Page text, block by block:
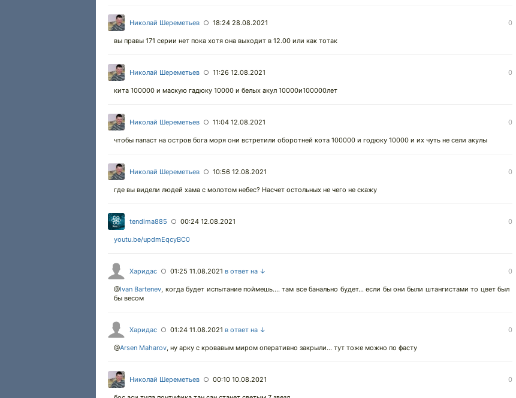
Николай Шереметьев ○ 18:24 28.08.2021 0
вы правы 171 серии нет пока хотя она выходит в 12.00 или как тотак
Николай Шереметьев ○ 11:26 12.08.2021 0
кита 100000 и маскую гадюку 10000 и белых акул 10000и100000лет
Николай Шереметьев ○ 11:04 12.08.2021 0
чтобы папаст на остров бога моря они встретили оборотней кота 100000 и годюку 10000 и их чуть не сели акулы
Николай Шереметьев ○ 10:56 12.08.2021 0
где вы видели людей хама с молотом небес? Насчет остольных не чего не скажу
tendima885 ○ 00:24 12.08.2021 0
youtu.be/updmEqcyBC0
Харидас ○ 01:25 11.08.2021 в ответ на ↓ 0
@Ivan Bartenev, когда будет испытание поймешь.... там все банально будет... если бы они были штангистами то цвет был
бы весом
Харидас ○ 01:24 11.08.2021 в ответ на ↓ 0
@Arsen Maharov, ну арку с кровавым миром оперативно закрыли... тут тоже можно по фасту
Николай Шереметьев ○ 00:10 10.08.2021 0